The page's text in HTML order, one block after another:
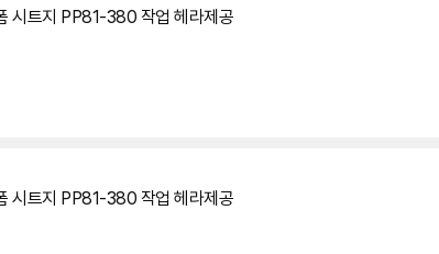
시트지 PP81-380 작업 헤라제공
시트지 PP81-380 작업 헤라제공